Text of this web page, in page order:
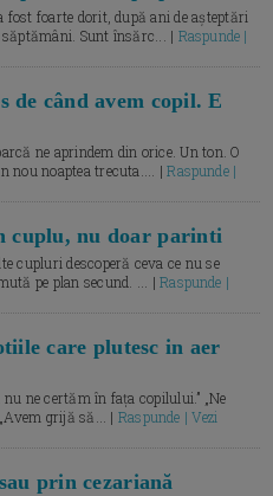
foarte dorit, după ani de așteptări
Sunt însărc... | Raspunde |
de când avem copil. E
ne aprindem din orice. Un ton. O
nou noaptea trecuta.... |Raspunde |
cuplu, nu doar parinti
cupluri descoperă ceva ce nu se
pe plan secund. ... |Raspunde |
care plutesc in aer
ne certăm în fața copilului.” „Ne
grijă să... | Raspunde | Vezi
prin cezariană